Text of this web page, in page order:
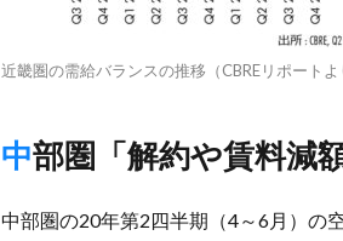
近畿圏の需給バランスの推移（CBREリポート
中部圏「解約や賃料
中部圏の20年第2四半期（4～6月）の